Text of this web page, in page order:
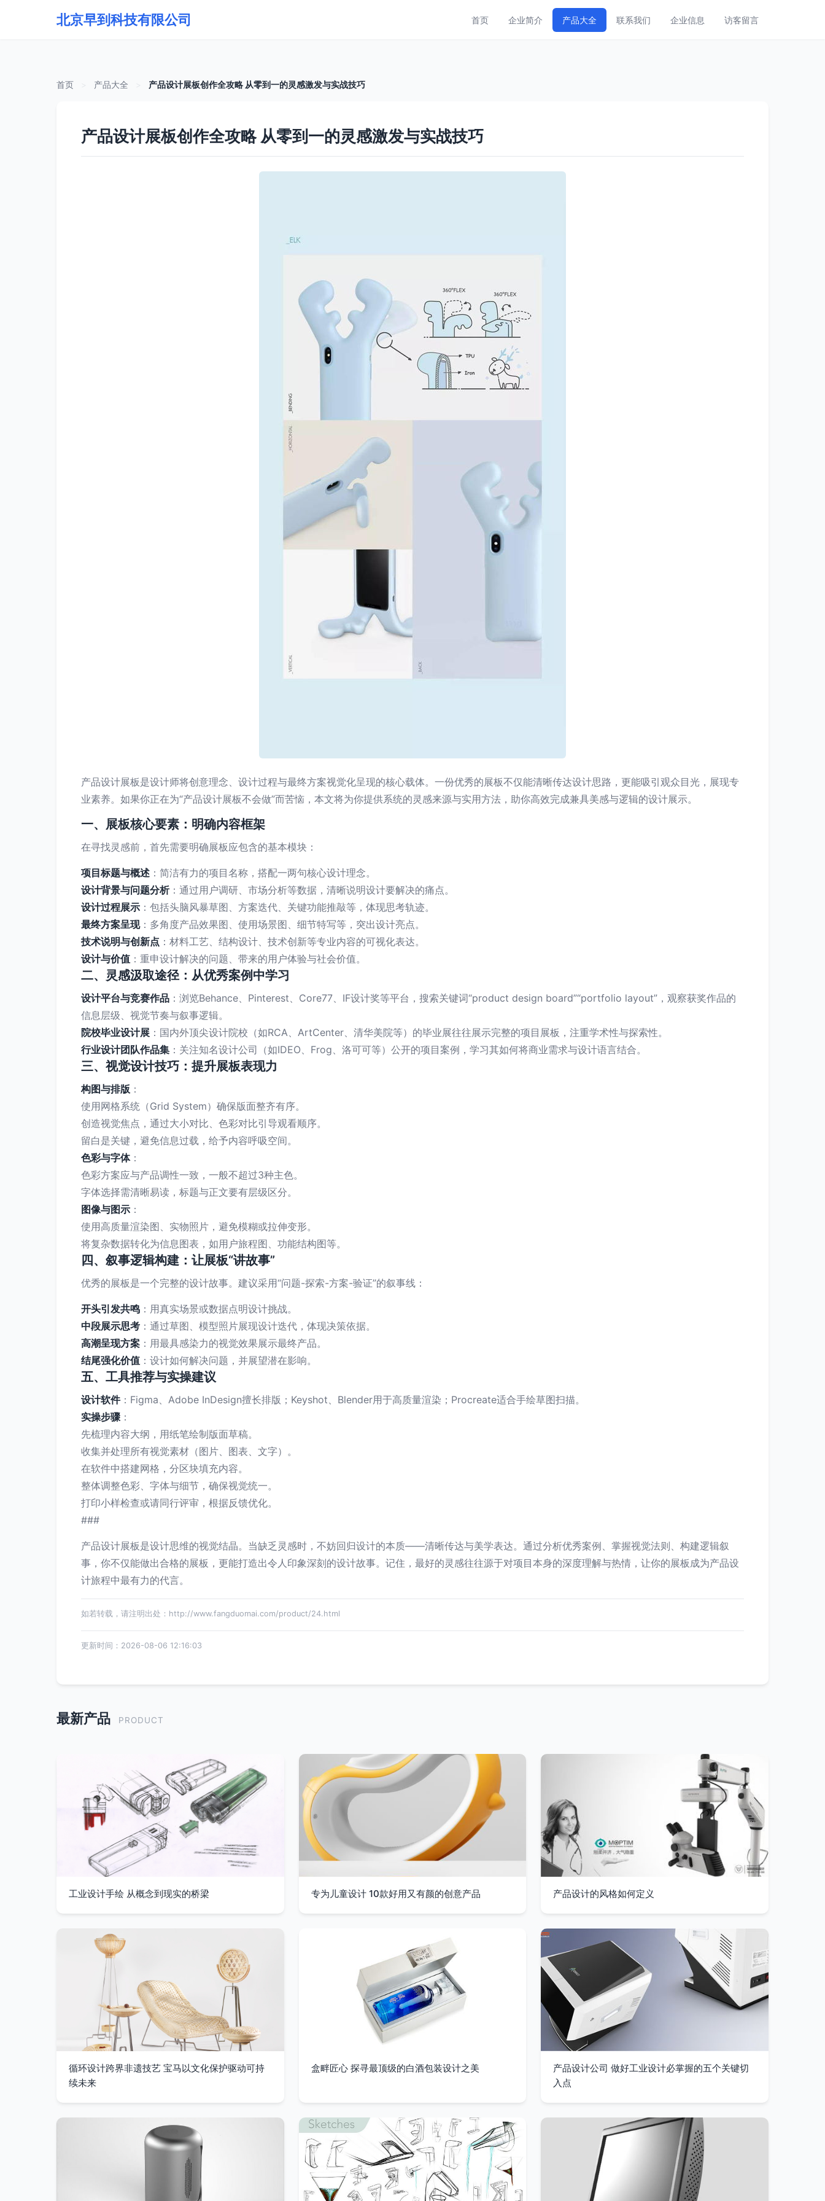
北京早到科技有限公司 首页 企业简介 产品大全 联系我们 企业信息 访客留言
首页 产品大全 产品设计展板创作全攻略 从零到一的灵感激发与实战技巧
产品设计展板创作全攻略 从零到一的灵感激发与实战技巧
产品设计展板是设计师将创意理念、设计过程与最终方案视觉化呈现的核心载体。一份优秀的展板不仅能清晰传达设计思路，更能吸引观众目光，展现专
业素养。如果你正在为“产品设计展板不会做”而苦恼，本文将为你提供系统的灵感来源与实用方法，助你高效完成兼具美感与逻辑的设计展示。
一、展板核心要素：明确内容框架
在寻找灵感前，首先需要明确展板应包含的基本模块：
项目标题与概述 ：简洁有力的项目名称，搭配一两句核心设计理念。
设计背景与问题分析：通过用户调研、市场分析等数据，清晰说明设计要解决的痛点。
设计过程展示 ：包括头脑风暴草图、方案迭代、关键功能推敲等，体现思考轨迹。
最终方案呈现：多角度产品效果图、使用场景图、细节特写等，突出设计亮点。
技术说明与创新点 ：材料工艺、结构设计、技术创新等专业内容的可视化表达。
设计与价值 ：重申设计解决的问题、带来的用户体验与社会价值。
二、灵感汲取途径：从优秀案例中学习
设计平台与竞赛作品 ：浏览Behance、Pinterest、Core77、IF设计奖等平台，搜索关键词“product design board”“portfolio layout”，观察获奖作品的
信息层级、视觉节奏与叙事逻辑。
院校毕业设计展 ：国内外顶尖设计院校（如RCA、ArtCenter、清华美院等）的毕业展往往展示完整的项目展板，注重学术性与探索性。
行业设计团队作品集 ：关注知名设计公司（如IDEO、Frog、洛可可等）公开的项目案例，学习其如何将商业需求与设计语言结合。
三、视觉设计技巧：提升展板表现力
构图与排版 ：
使用网格系统（Grid System）确保版面整齐有序。
创造视觉焦点，通过大小对比、色彩对比引导观看顺序。
留白是关键，避免信息过载，给予内容呼吸空间。
色彩与字体：
色彩方案应与产品调性一致，一般不超过3种主色。
字体选择需清晰易读，标题与正文要有层级区分。
图像与图示 ：
使用高质量渲染图、实物照片，避免模糊或拉伸变形。
将复杂数据转化为信息图表，如用户旅程图、功能结构图等。
四、叙事逻辑构建：让展板“讲故事”
优秀的展板是一个完整的设计故事。建议采用“问题-探索-方案-验证”的叙事线：
开头引发共鸣 ：用真实场景或数据点明设计挑战。
中段展示思考 ：通过草图、模型照片展现设计迭代，体现决策依据。
高潮呈现方案 ：用最具感染力的视觉效果展示最终产品。
结尾强化价值 ：设计如何解决问题，并展望潜在影响。
五、工具推荐与实操建议
设计软件：Figma、Adobe InDesign擅长排版；Keyshot、Blender用于高质量渲染；Procreate适合手绘草图扫描。
实操步骤：
先梳理内容大纲，用纸笔绘制版面草稿。
收集并处理所有视觉素材（图片、图表、文字）。
在软件中搭建网格，分区块填充内容。
整体调整色彩、字体与细节，确保视觉统一。
打印小样检查或请同行评审，根据反馈优化。
###
产品设计展板是设计思维的视觉结晶。当缺乏灵感时，不妨回归设计的本质——清晰传达与美学表达。通过分析优秀案例、掌握视觉法则、构建逻辑叙
事，你不仅能做出合格的展板，更能打造出令人印象深刻的设计故事。记住，最好的灵感往往源于对项目本身的深度理解与热情，让你的展板成为产品设
计旅程中最有力的代言。
如若转载，请注明出处：http://www.fangduomai.com/product/24.html
更新时间：2026-08-06 12:16:03
最新产品 PRODUCT
工业设计手绘 从概念到现实的桥梁 专为儿童设计 10款好用又有颜的创意产品 产品设计的风格如何定义
循环设计跨界非遗技艺 宝马以文化保护驱动可持
续未来
盒畔匠心 探寻最顶级的白酒包装设计之美
产品设计公司 做好工业设计必掌握的五个关键切
入点